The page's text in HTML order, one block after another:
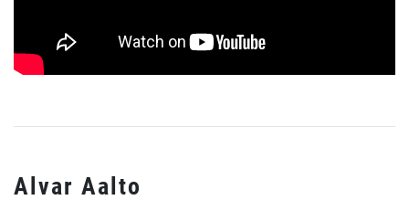
Alvar Aalto